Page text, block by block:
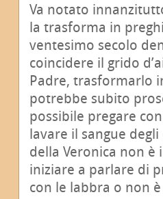
Va notato
la trasforma in
ventesimo secolo
coincidere il grido
Padre, trasformarlo
potrebbe subito
possibile pregare
lavare il sangue
della Veronica non è
iniziare a parlare di
con le labbra o non